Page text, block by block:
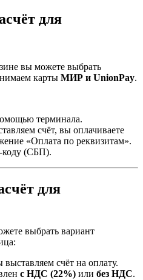
для
вы можете выбрать
карты МИР и UnionPay.
терминала.
счёт, вы оплачиваете
«Оплата по реквизитам».
коду (СБП).
для
выбрать вариант
счёт на оплату.
с НДС (22%) или без НДС.